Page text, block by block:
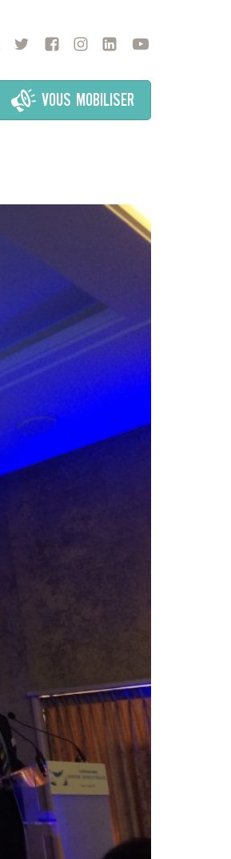
VOUS MOBILISER